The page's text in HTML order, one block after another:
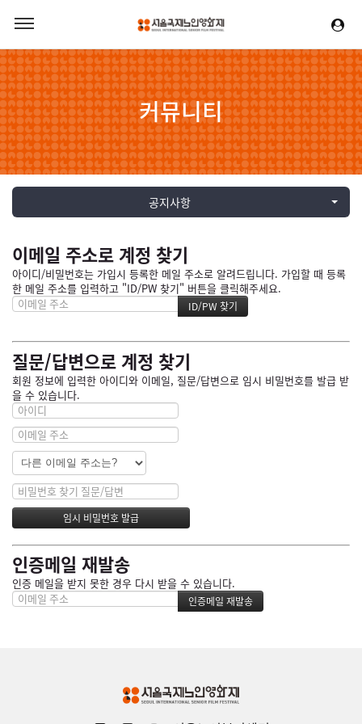
커뮤니티
공지사항
이메일 주소로 계정 찾기
아이디/비밀번호는 가입시 등록한 메일 주소로 알려드립니다. 가입할 때 등록
한 메일 주소를 입력하고 "ID/PW 찾기" 버튼을 클릭해주세요.
질문/답변으로 계정 찾기
회원 정보에 입력한 아이디와 이메일, 질문/답변으로 임시 비밀번호를 발급 받
을 수 있습니다.
인증메일 재발송
인증 메일을 받지 못한 경우 다시 받을 수 있습니다.